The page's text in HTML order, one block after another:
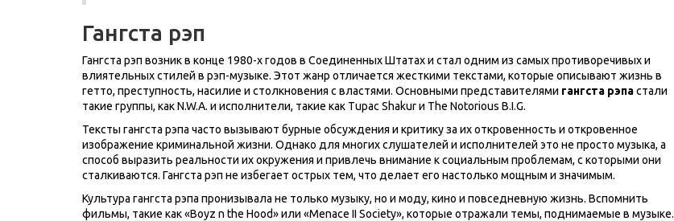
Гангста рэп
Гангста рэп возник в конце 1980-х годов в Соединенных Штатах и стал одним из самых противоречивых и
влиятельных стилей в рэп-музыке. Этот жанр отличается жесткими текстами, которые описывают жизнь в
гетто, преступность, насилие и столкновения с властями. Основными представителями гангста рэпастали
такие группы, как N.W.A. и исполнители, такие как Tupac Shakur и The Notorious B.I.G.
Тексты гангста рэпа часто вызывают бурные обсуждения и критику за их откровенность и откровенное
изображение криминальной жизни. Однако для многих слушателей и исполнителей это не просто музыка, а
способ выразить реальности их окружения и привлечь внимание к социальным проблемам, с которыми они
сталкиваются. Гангста рэп не избегает острых тем, что делает его настолько мощным и значимым.
Культура гангста рэпа пронизывала не только музыку, но и моду, кино и повседневную жизнь. Вспомнить
фильмы, такие как «Boyz n the Hood» или «Menace II Society», которые отражали темы, поднимаемые в музыке.